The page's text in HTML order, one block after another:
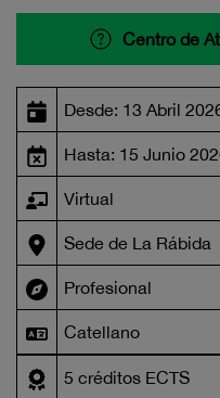
Centro de
Desde: 13 Abril
Hasta: 15 Junio
Virtual
Sede de La Rábida
Profesional
Catellano
5 créditos ECTS